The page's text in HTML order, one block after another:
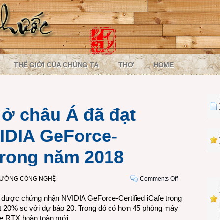
THẾ GIỚI CỦA CHÚNG TA THƠ HOME
châu Á đã đạt
GeForce-
năm 2018
CÔNG NGHỆ Comments Offon
phòng
máy
chứng nhận NVIDIA GeForce-Certified iCafe trong
so với dự báo 20. Trong đó có hơn 45 phòng máy
RTX hoàn toàn mới.